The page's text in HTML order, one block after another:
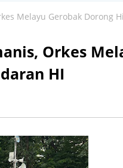
Melayu Gerobak Dorong
Orkes
HI